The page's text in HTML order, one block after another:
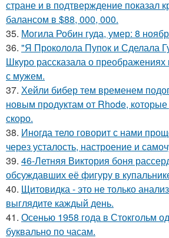
стране и в подтверждение показал
балансом в $88, 000, 000.
35. Могила Робин гуда, умер: 8
36. "Я Проколола Пупок и Сделала
Шкуро рассказала о преображениях
с мужем.
37. Хейли бибер тем временем
новым продуктам от Rhode,
скоро.
38. Иногда тело говорит с нами
через усталость, настроение и
39. 46-Летняя Виктория боня
обсуждавших её фигуру в
40. Щитовидка - это не только
выглядите каждый день.
41. Осенью 1958 года в Стокгольм
буквально по часам.